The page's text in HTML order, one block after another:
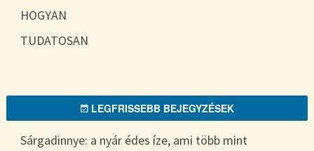
HOGYAN
TUDATOSAN
LEGFRISSEBB BEJEGYZÉSEK
Sárgadinnye: a nyár édes íze, ami több mint